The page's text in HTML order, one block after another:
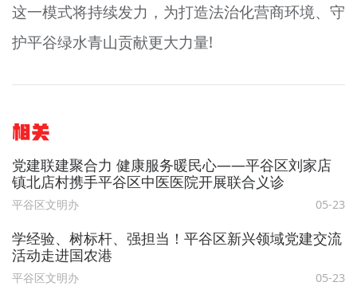
这一模式将持续发力，为打造法治化营商环境、守
护平谷绿水青山贡献更大力量!
相关
党建联建聚合力 健康服务暖民心——平谷区刘家店
镇北店村携手平谷区中医医院开展联合义诊
平谷区文明办 05-23
学经验、树标杆、强担当！平谷区新兴领域党建交流
活动走进国农港
平谷区文明办 05-23